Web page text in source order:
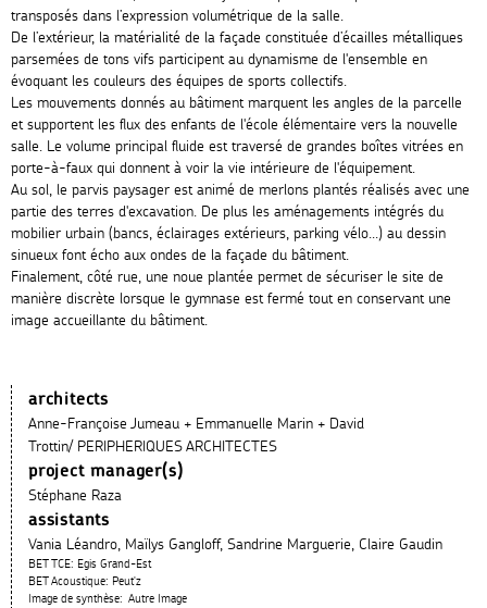
transposés dans l’expression volumétrique de la salle.
De l’extérieur, la matérialité de la façade constituée d’écailles métalliques
parsemées de tons vifs participent au dynamisme de l'ensemble en
évoquant les couleurs des équipes de sports collectifs.
Les mouvements donnés au bâtiment marquent les angles de la parcelle
et supportent les flux des enfants de l'école élémentaire vers la nouvelle
salle. Le volume principal fluide est traversé de grandes boîtes vitrées en
porte-à-faux qui donnent à voir la vie intérieure de l'équipement.
Au sol, le parvis paysager est animé de merlons plantés réalisés avec une
partie des terres d'excavation. De plus les aménagements intégrés du
mobilier urbain (bancs, éclairages extérieurs, parking vélo...) au dessin
sinueux font écho aux ondes de la façade du bâtiment.
Finalement, côté rue, une noue plantée permet de sécuriser le site de
manière discrète lorsque le gymnase est fermé tout en conservant une
image accueillante du bâtiment.
architects
Anne-Françoise Jumeau + Emmanuelle Marin + David
Trottin/ PERIPHERIQUES ARCHITECTES
project manager(s)
Stéphane Raza
assistants
Vania Léandro, Maïlys Gangloff, Sandrine Marguerie, Claire Gaudin
BET TCE: Egis Grand-Est
BET Acoustique: Peut'z
Image de synthèse: Autre Image